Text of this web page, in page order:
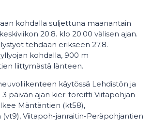
kohdalla suljettuna maanantain
20.8. klo 20.00 välisen ajan.
tehdään erikseen 27.8.
kohdalla, 900 m
liittymästä länteen.
käytössä Lehdistön ja
3 päivän ajan kier-toreitti Viitapohjan
Mäntäntien (kt58),
Viitapoh-janraitin-Peräpohjantien